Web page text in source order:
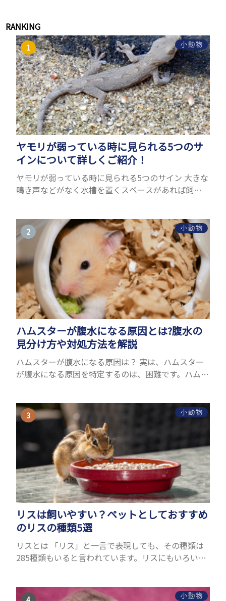
RANKING
小動物
ヤモリが弱っている時に見られる5つのサ
インについて詳しくご紹介！
ヤモリが弱っている時に見られる5つのサイン 大きな
鳴き声などがなく水槽を置くスペースがあれば飼う
でしょうか...
小動物
ハムスターが腹水になる原因とは?腹水の
見分け方や対処方法を解説
ハムスターが腹水になる原因は？ 実は、ハムスター
が腹水になる原因を特定するのは、困難です。ハムス
理由はさま...
小動物
リスは飼いやすい？ペットとしておすすめ
のリスの種類5選
リスとは 「リス」と一言で表現しても、その種類は
285種類もいると言われています。リスにもいろいろ
が強いも...
小動物